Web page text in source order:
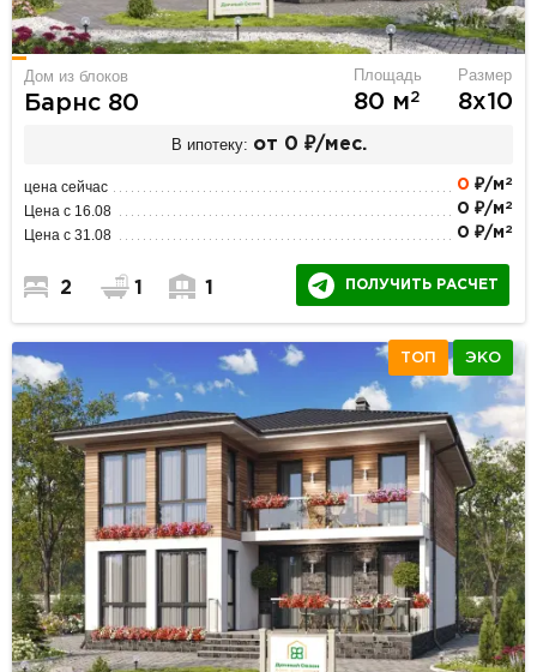
Дом из блоков
Барнс 80
Площадь
80 м2
Размер
8х10
В ипотеку: от 0 ₽/мес.
цена сейчас 0 ₽/м 2
Цена с 16.08 0 ₽/м 2
Цена с 31.08 0 ₽/м 2
2 1 1 ПОЛУЧИТЬ РАСЧЕТ
ТОП ЭКО